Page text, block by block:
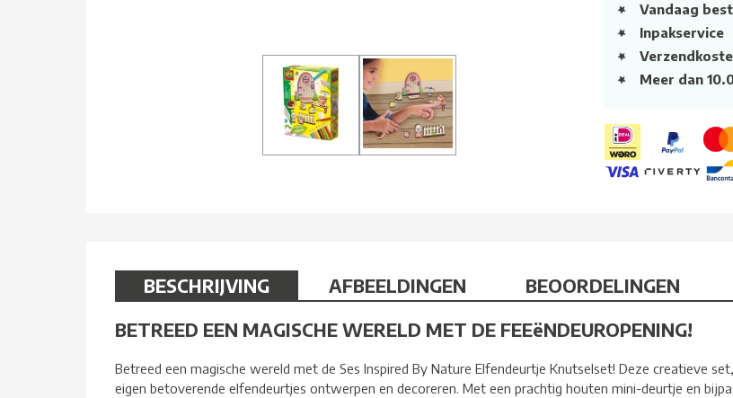
Vandaag
Inpakservice
Meer dan
BESCHRIJVING AFBEELDINGEN
BEOORDELINGEN
BETREED EEN MAGISCHE WERELD MET DE FEEëNDEUROPENING!
Betreed een magische wereld met de Ses Inspired By Nature Elfendeurtje Knutselset! Deze creatieve
eigen betoverende elfendeurtjes ontwerpen en decoreren. Met een prachtig houten mini-deurtje en